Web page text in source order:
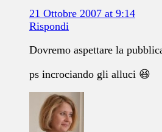
21 Ottobre 2007 at 9:14
Rispondi
Dovremo aspettare la
ps incrociando gli alluci 😆